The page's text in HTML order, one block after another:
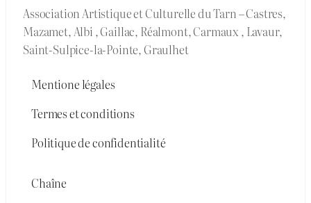
Association Artistique et Culturelle du Tarn – Castres,
Mazamet, Albi , Gaillac, Réalmont, Carmaux , Lavaur,
Saint-Sulpice-la-Pointe, Graulhet
Mentione légales
Termes et conditions
Politique de confidentialité
Chaîne